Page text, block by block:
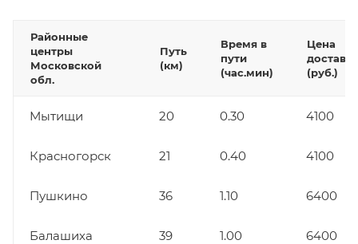
Районные
центры
Московской
обл.
Путь
(км)
Время в
пути
(час.мин)
Цена
(руб.)
Мытищи 20 0.30 4100
Красногорск 21 0.40 4100
Пушкино 36 1.10 6400
Балашиха 39 1.00 6400